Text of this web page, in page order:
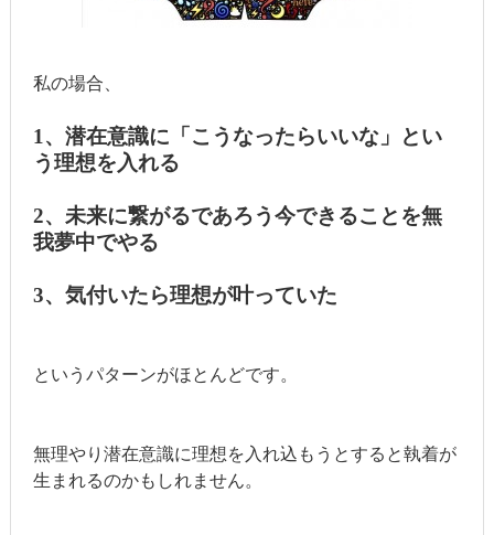
私の場合、
1、潜在意識に「こうなったらいいな」とい
う理想を入れる
2、未来に繋がるであろう今できることを無
我夢中でやる
3、気付いたら理想が叶っていた
というパターンがほとんどです。
無理やり潜在意識に理想を入れ込もうとすると執着が
生まれるのかもしれません。